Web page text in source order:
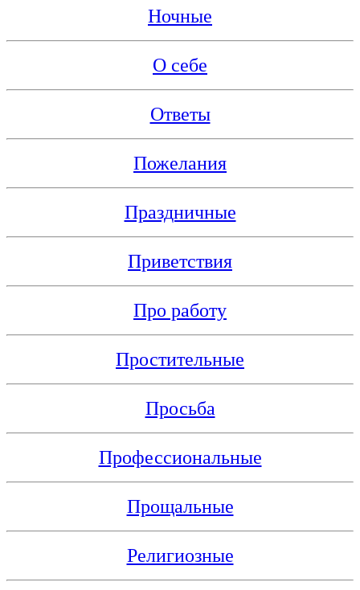
Ночные
О себе
Ответы
Пожелания
Праздничные
Приветствия
Про работу
Простительные
Просьба
Профессиональные
Прощальные
Религиозные